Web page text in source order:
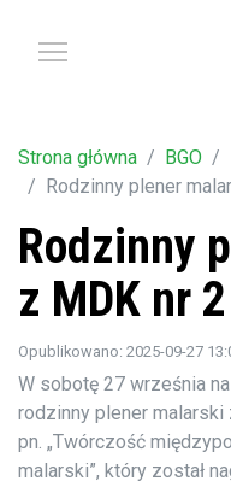
Strona główna BGO
Rodzinny plener
Rodzinny
z MDK nr 2
Opublikowano: 2025-09-27
W sobotę 27 września
rodzinny plener malarski
pn. „Twórczość
malarski”, który został